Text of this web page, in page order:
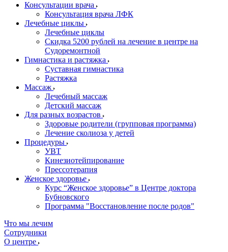
Консультации врача
Консультация врача ЛФК
Лечебные циклы
Лечебные циклы
Скидка 5200 рублей на лечение в центре на
Судоремонтной
Гимнастика и растяжка
Суставная гимнастика
Растяжка
Массаж
Лечебный массаж
Детский массаж
Для разных возрастов
Здоровые родители (групповая программа)
Лечение сколиоза у детей
Процедуры
УВТ
Кинезиотейпирование
Прессотерапия
Женское здоровье
Курс “Женское здоровье” в Центре доктора
Бубновского
Программа "Восстановление после родов"
Что мы лечим
Сотрудники
О центре